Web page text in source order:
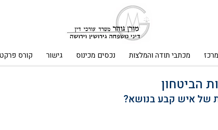
מכתבי תודה והמלצות נכסים מכינוס גישור קורס
הביטחון
של איש קבע בנושא?